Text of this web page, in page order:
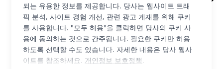
되는 유용한 정보를 제공합니다. 당사는 웹사이트 트래
픽 분석, 사이트 경험 개선, 관련 광고 게재를 위해 쿠키
를 사용합니다. "모두 허용"을 클릭하면 당사의 쿠키 사
용에 동의하는 것으로 간주됩니다. 필요한 쿠키만 허용
하도록 선택할 수도 있습니다. 자세한 내용은 당사 웹사
이트를 참조하세요. 개인정보 보호정책.
러닝 코스(가모가와 강)
자연&야외활동 교토